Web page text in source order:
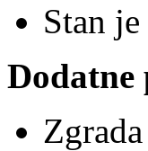
Stan
Dodatne